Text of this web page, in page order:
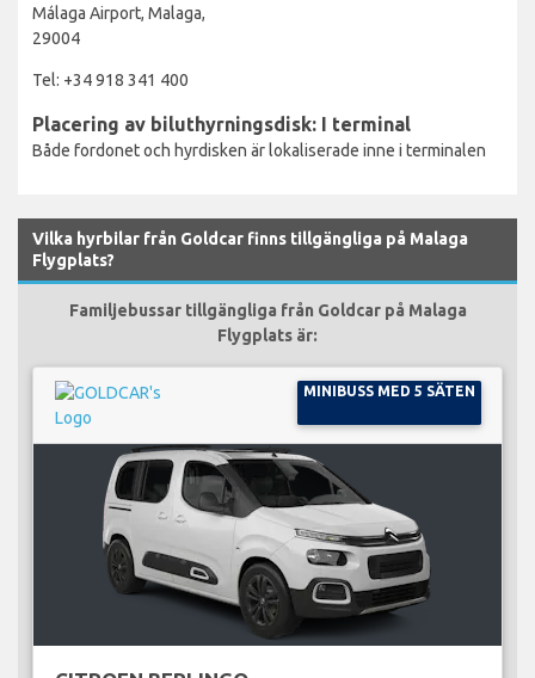
Málaga Airport, Malaga,
29004
Tel: +34 918 341 400
Placering av biluthyrningsdisk: I terminal
Både fordonet och hyrdisken är lokaliserade inne i terminalen
Vilka hyrbilar från Goldcar finns tillgängliga på Malaga
Flygplats?
Familjebussar tillgängliga från Goldcar på Malaga
Flygplats är:
MINIBUSS MED 5 SÄTEN